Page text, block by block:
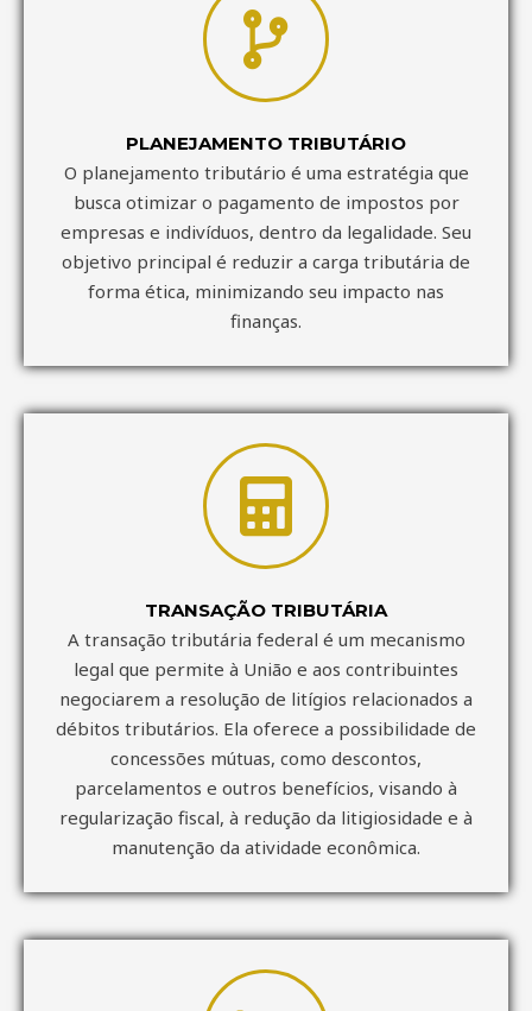
PLANEJAMENTO TRIBUTÁRIO
O planejamento tributário é uma estratégia que
busca otimizar o pagamento de impostos por
empresas e indivíduos, dentro da legalidade. Seu
objetivo principal é reduzir a carga tributária de
forma ética, minimizando seu impacto nas
finanças.
TRANSAÇÃO TRIBUTÁRIA
A transação tributária federal é um mecanismo
legal que permite à União e aos contribuintes
negociarem a resolução de litígios relacionados a
débitos tributários. Ela oferece a possibilidade de
concessões mútuas, como descontos,
parcelamentos e outros benefícios, visando à
regularização fiscal, à redução da litigiosidade e à
manutenção da atividade econômica.